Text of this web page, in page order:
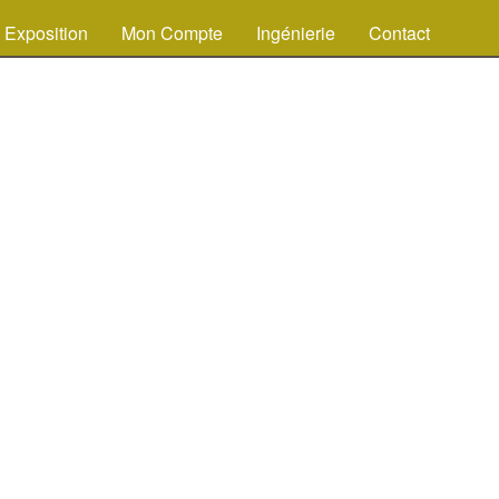
Exposition Mon Compte Ingénierie Contact